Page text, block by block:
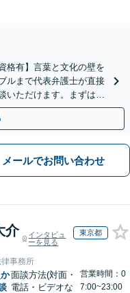
格有】言葉と文化の壁を
ルまで代表弁護士が直接
いただけます。まずは一
】
メールでお問い合わせ
介
インタビュ
ーを見る
東京都
事務所
か面談方法(対面・
電話・ビデオな
営業時間：0
7:00~23:00